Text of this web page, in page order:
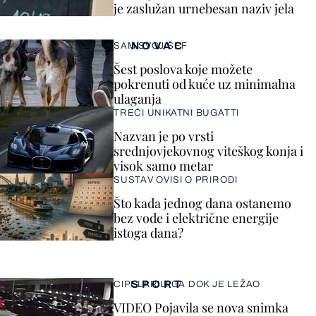
je zaslužan urnebesan naziv jela
SPORT
CIPELARILI GA DOK JE LEŽAO
VIDEO Pojavila se nova snimka
NOVAC
SAM SVOJ ŠEF
Šest poslova koje možete
pokrenuti od kuće uz minimalna
ulaganja
TREĆI UNIKATNI BUGATTI
Nazvan je po vrsti
srednjovjekovnog viteškog konja i
visok samo metar
SUSTAV OVISI O PRIRODI
Što kada jednog dana ostanemo
bez vode i električne energije
istoga dana?